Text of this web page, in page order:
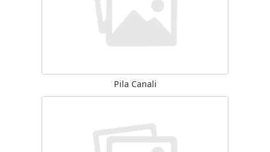
Pila Canali